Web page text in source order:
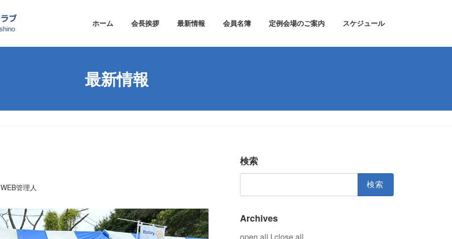
ホーム 会長挨拶 最新情報 会員名簿 定例会場のご案内 スケジュール
最新情報
WEB管理人
検索
Archives
open all |close all